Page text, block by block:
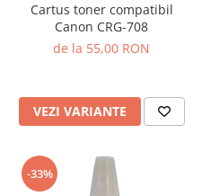
Cartus toner compatibil
Canon CRG-708
de la 55,00 RON
VEZI VARIANTE
-33%